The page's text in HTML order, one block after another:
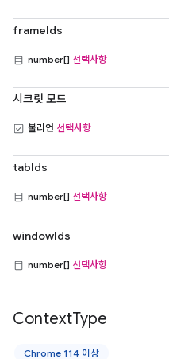
frameIds
number[] 선택사항
시크릿 모드
불리언 선택사항
tabIds
number[] 선택사항
windowIds
number[] 선택사항
ContextType
Chrome 114 이상